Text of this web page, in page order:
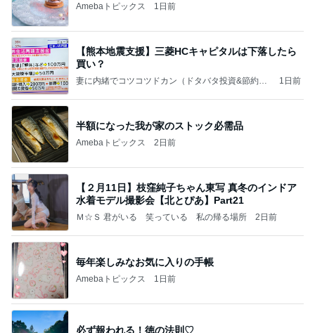
Amebaトピックス 1日前
【熊本地震支援】三菱HCキャピタルは下落したら
買い？
妻に内緒でコツコツドカン（ドタバタ投資&節約日
1日前
半額になった我が家のストック必需品
Amebaトピックス 2日前
【２月11日】枝窪純子ちゃん東写 真冬のインドア
水着モデル撮影会【北とぴあ】Part21
Ｍ☆Ｓ 君がいる 笑っている 私の帰る場所 2日前
毎年楽しみなお気に入りの手帳
Amebaトピックス 1日前
必ず報われる！徳の法則♡